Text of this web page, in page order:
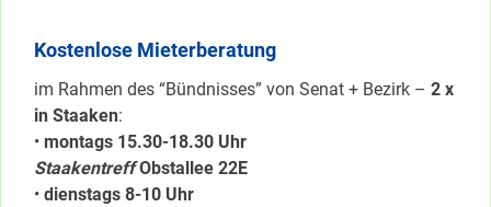
Kostenlose Mieterberatung
im Rahmen des “Bündnisses” von Senat + Bezirk – 2 x
in Staaken:
• montags 15.30-18.30 Uhr
Staakentreff Obstallee 22E
• dienstags 8-10 Uhr